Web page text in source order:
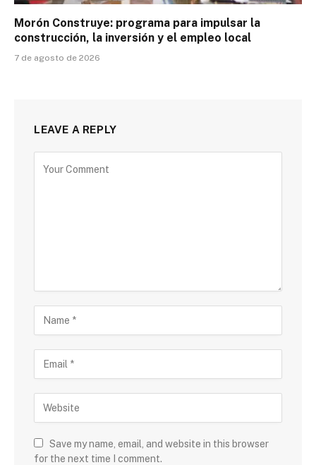
Morón Construye: programa para impulsar la
construcción, la inversión y el empleo local
7 de agosto de 2026
LEAVE A REPLY
Save my name, email, and website in this browser
for the next time I comment.